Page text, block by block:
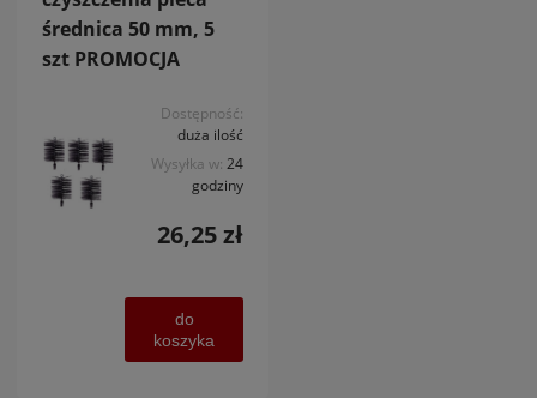
średnica 50 mm, 5
szt PROMOCJA
Dostępność:
duża ilość
Wysyłka w: 24
godziny
26,25 zł
do
koszyka